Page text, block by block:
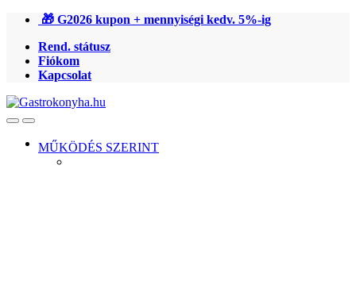
Ugrás
navigációhoz
Ugrás
tartalomra
🎁 G2026 kupon + mennyiségi kedv. 5%-ig
Rend. státusz
Fiókom
Kapcsolat
OpenClose
MŰKÖDÉS SZERINT